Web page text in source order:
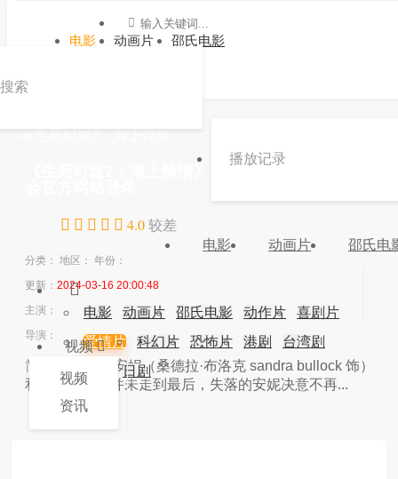
电影 动画片 邵氏电影
播放记录
电影 动画片 邵氏电
电影 动画片 邵氏电影 动作片
喜剧片
爱情片
科幻片 恐怖片 港剧
台湾剧
韩剧
日剧
视频
视频
资讯
索
4.0 较差
分类： 地区： 年份：
更新： 2024-03-16 20:00:48
主演：
导演：
简介：
简介：安妮（桑德拉·布洛克 sandra bullock 饰）
和杰克的恋情并未走到最后，失落的安妮决意不再...